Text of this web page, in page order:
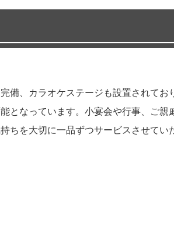
備、カラオケステージも設置されて
なっています。小宴会や行事、ご親
を大切に一品ずつサービスさせてい